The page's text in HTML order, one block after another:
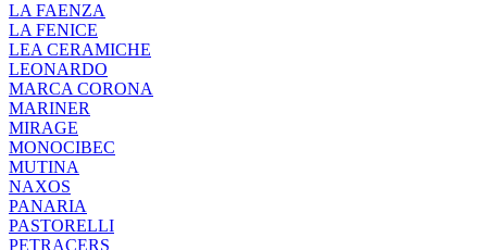
LA FAENZA
LA FENICE
LEA CERAMICHE
LEONARDO
MARCA CORONA
MARINER
MIRAGE
MONOCIBEC
MUTINA
NAXOS
PANARIA
PASTORELLI
PETRACERS